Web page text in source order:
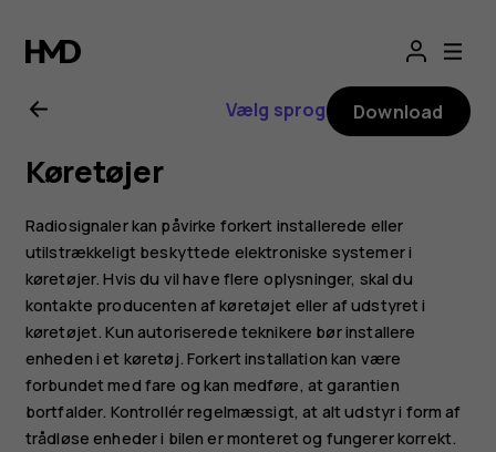
Brugervejledning
til
Nokia
2.1
Vælg sprog Download
Køretøjer
Radiosignaler kan påvirke forkert installerede eller
utilstrækkeligt beskyttede elektroniske systemer i
køretøjer. Hvis du vil have flere oplysninger, skal du
kontakte producenten af køretøjet eller af udstyret i
køretøjet. Kun autoriserede teknikere bør installere
enheden i et køretøj. Forkert installation kan være
forbundet med fare og kan medføre, at garantien
bortfalder. Kontrollér regelmæssigt, at alt udstyr i form af
trådløse enheder i bilen er monteret og fungerer korrekt.